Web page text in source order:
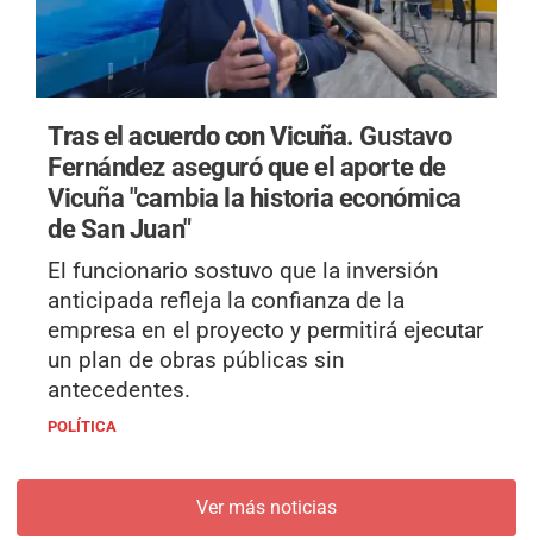
Tras el acuerdo con Vicuña. Gustavo
Fernández aseguró que el aporte de
Vicuña "cambia la historia económica
de San Juan"
El funcionario sostuvo que la inversión
anticipada refleja la confianza de la
empresa en el proyecto y permitirá ejecutar
un plan de obras públicas sin
antecedentes.
POLÍTICA
Ver más noticias